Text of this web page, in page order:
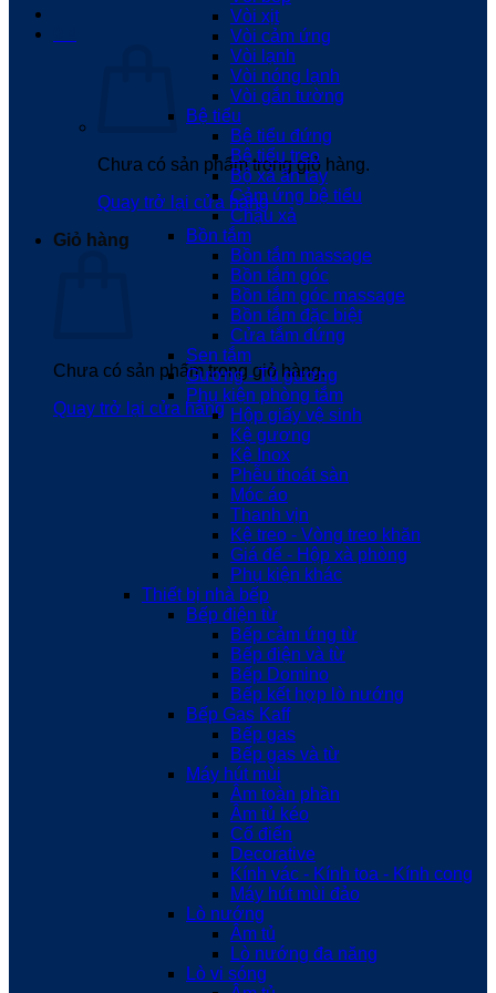
Chưa có sản phẩm trong giỏ hàng.
Quay trở lại cửa hàng
Giỏ hàng
Chưa có sản phẩm trong giỏ hàng.
Quay trở lại cửa hàng
Vòi xịt
Vòi cảm ứng
Vòi lạnh
Vòi nóng lạnh
Vòi gắn tường
Bệ tiểu
Bệ tiểu đứng
Bệ tiểu treo
Bộ xả ấn tay
Cảm ứng bệ tiểu
Chậu xả
Bồn tắm
Bồn tắm massage
Bồn tắm góc
Bồn tắm góc massage
Bồn tắm đặc biệt
Cửa tắm đứng
Sen tắm
Gương - Tủ gương
Phụ kiện phòng tắm
Hộp giấy vệ sinh
Kệ gương
Kệ Inox
Phễu thoát sàn
Móc áo
Thanh vịn
Kệ treo - Vòng treo khăn
Giá để - Hộp xà phòng
Phụ kiện khác
Thiết bị nhà bếp
Bếp điện từ
Bếp cảm ứng từ
Bếp điện và từ
Bếp Domino
Bếp kết hợp lò nướng
Bếp Gas Kaff
Bếp gas
Bếp gas và từ
Máy hút mùi
Âm toàn phần
Âm tủ kéo
Cổ điển
Decorative
Kính vác - Kính toa - Kính cong
Máy hút mùi đảo
Lò nướng
Âm tủ
Lò nướng đa năng
Lò vi sóng